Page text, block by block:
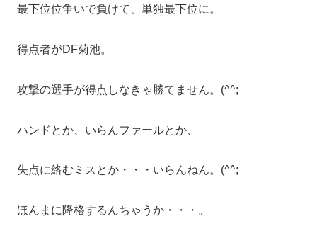
最下位位争いで負けて、単独最下位に。
得点者がDF菊池。
攻撃の選手が得点しなきゃ勝てません。(^^;
ハンドとか、いらんファールとか、
失点に絡むミスとか・・・いらんねん。(^^;
ほんまに降格するんちゃうか・・・。